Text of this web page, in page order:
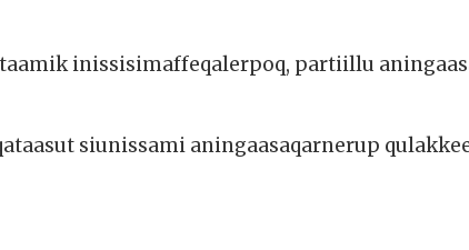
inissisimaffeqalerpoq, partiillu
siunissami aningaasaqarnerup